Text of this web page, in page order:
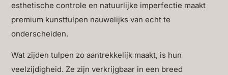
esthetische controle en natuurlijke imperfectie maakt
premium kunsttulpen nauwelijks van echt te
onderscheiden.
Wat zijden tulpen zo aantrekkelijk maakt, is hun
veelzijdigheid. Ze zijn verkrijgbaar in een breed